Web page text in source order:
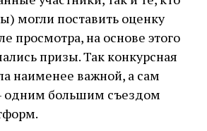
могли поставить оценку
просмотра, на основе этого
призы. Так конкурсная
наименее важной, а сам
одним большим съездом